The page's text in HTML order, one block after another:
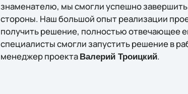
знаменателю, мы смогли успешно завершить
стороны. Наш большой опыт реализации
получить решение, полностью отвечающее
специалисты смогли запустить решение в
менеджер проекта Валерий Троицкий.